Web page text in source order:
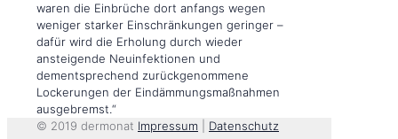
waren die Einbrüche dort anfangs wegen
weniger starker Einschränkungen geringer –
dafür wird die Erholung durch wieder
ansteigende Neuinfektionen und
dementsprechend zurückgenommene
Lockerungen der Eindämmungsmaßnahmen
ausgebremst.“
© 2019 dermonat Impressum Datenschutz